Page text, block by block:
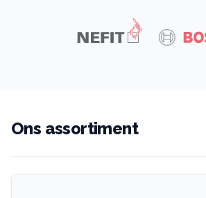
Ons assortiment
CV Ketels
Ketels